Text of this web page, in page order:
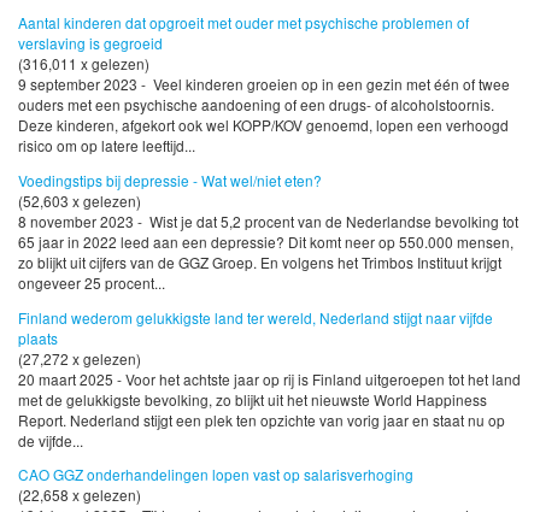
Aantal kinderen dat opgroeit met ouder met psychische problemen of
verslaving is gegroeid
(316,011 x gelezen)
9 september 2023 - Veel kinderen groeien op in een gezin met één of twee
ouders met een psychische aandoening of een drugs- of alcoholstoornis.
Deze kinderen, afgekort ook wel KOPP/KOV genoemd, lopen een verhoogd
risico om op latere leeftijd...
Voedingstips bij depressie - Wat wel/niet eten?
(52,603 x gelezen)
8 november 2023 - Wist je dat 5,2 procent van de Nederlandse bevolking tot
65 jaar in 2022 leed aan een depressie? Dit komt neer op 550.000 mensen,
zo blijkt uit cijfers van de GGZ Groep. En volgens het Trimbos Instituut krijgt
ongeveer 25 procent...
Finland wederom gelukkigste land ter wereld, Nederland stijgt naar vijfde
plaats
(27,272 x gelezen)
20 maart 2025 - Voor het achtste jaar op rij is Finland uitgeroepen tot het land
met de gelukkigste bevolking, zo blijkt uit het nieuwste World Happiness
Report. Nederland stijgt een plek ten opzichte van vorig jaar en staat nu op
de vijfde...
CAO GGZ onderhandelingen lopen vast op salarisverhoging
(22,658 x gelezen)